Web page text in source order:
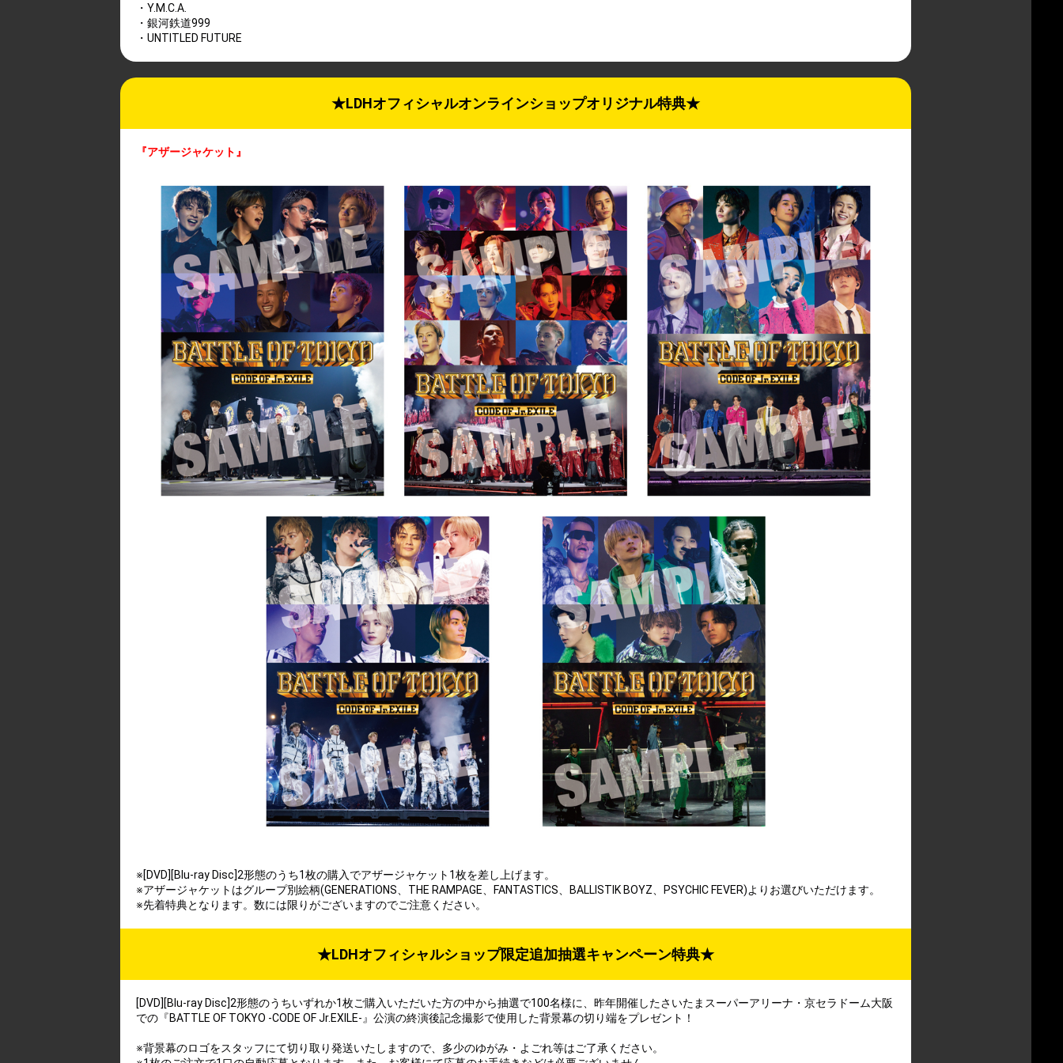
・Y.M.C.A.
・銀河鉄道999
・UNTITLED FUTURE
★LDHオフィシャルオンラインショップオリジナル特典★
『アザージャケット』
※[DVD][Blu-ray Disc]2形態のうち1枚の購入でアザージャケット1枚を差し上げます。
※アザージャケットはグループ別絵柄(GENERATIONS、THE RAMPAGE、FANTASTICS、BALLISTIK BOYZ、PSYCHIC FEVER)よりお選びいただけます。
※先着特典となります。数には限りがございますのでご注意ください。
★LDHオフィシャルショップ限定追加抽選キャンペーン特典★
[DVD][Blu-ray Disc]2形態のうちいずれか1枚ご購入いただいた方の中から抽選で100名様に、昨年開催したさいたまスーパーアリーナ・京セラドーム大阪
での『BATTLE OF TOKYO -CODE OF Jr.EXILE-』公演の終演後記念撮影で使用した背景幕の切り端をプレゼント！
※背景幕のロゴをスタッフにて切り取り発送いたしますので、多少のゆがみ・よごれ等はご了承ください。